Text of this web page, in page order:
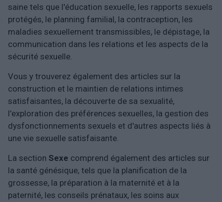
saine tels que l'éducation sexuelle, les rapports sexuels
protégés, le planning familial, la contraception, les
maladies sexuellement transmissibles, le dépistage, la
communication dans les relations et les aspects de la
sécurité sexuelle.
Vous y trouverez également des articles sur la
construction et le maintien de relations intimes
satisfaisantes, la découverte de sa sexualité,
l'exploration des préférences sexuelles, la gestion des
dysfonctionnements sexuels et d'autres aspects liés à
une vie sexuelle satisfaisante.
La section Sexe comprend également des articles sur
la santé génésique, tels que la planification de la
grossesse, la préparation à la maternité et à la
paternité, les conseils prénataux, les soins aux